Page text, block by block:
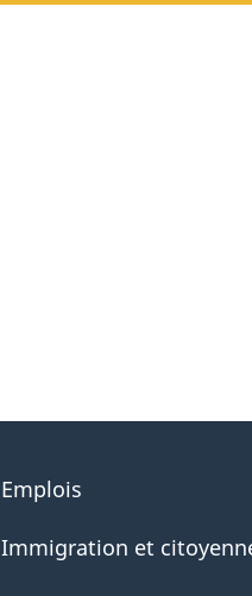
About
Emplois
Immigration et